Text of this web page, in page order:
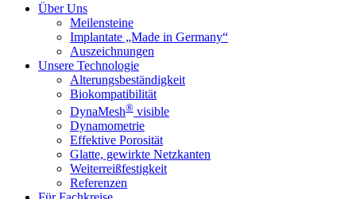
Über Uns
Meilensteine
Implantate „Made in Germany“
Auszeichnungen
Unsere Technologie
Alterungsbeständigkeit
Biokompatibilität
DynaMesh® visible
Dynamometrie
Effektive Porosität
Glatte, gewirkte Netzkanten
Weiterreißfestigkeit
Referenzen